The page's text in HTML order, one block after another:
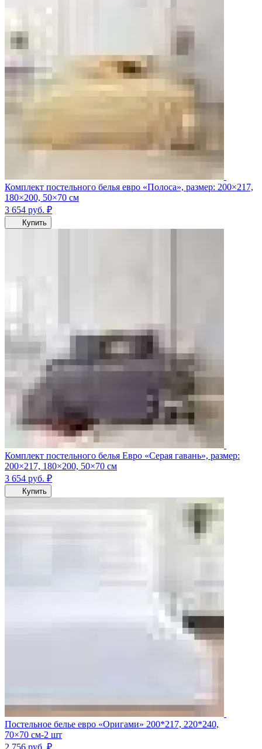
Комплект постельного белья евро «Полоса», размер: 200×217,
180×200, 50×70 см
3 654 руб. ₽
Купить
Комплект постельного белья Евро «Серая гавань», размер:
200×217, 180×200, 50×70 см
3 654 руб. ₽
Купить
Постельное белье евро «Оригами» 200*217, 220*240,
70×70 см-2 шт
2 756 руб. ₽